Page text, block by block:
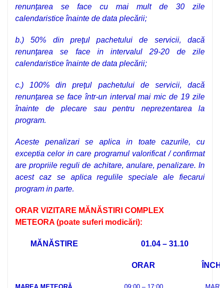
renunţarea se face cu mai mult de 30 zile
calendaristice înainte de data plecării;
b.) 50% din preţul pachetului de servicii, dacă
renunţarea se face in intervalul 29-20 de zile
calendaristice înainte de data plecării;
c.) 100% din preţul pachetului de servicii, dacă
renunţarea se face într-un interval mai mic de 19 zile
înainte de plecare sau
pentru neprezentarea la
program.
Aceste penalizari se aplica in toate cazurile, cu
exceptia celor in care programul valorificat / confirmat
are propriile reguli de achitare, anulare, penalizare. In
acest caz se aplica regulile speciale ale fiecarui
program in parte.
ORAR VIZITARE MĂNĂSTIRI COMPLEX
METEORA (poate suferi modicări):
MĂNĂSTIRE 01.04 – 31.10
ORAR